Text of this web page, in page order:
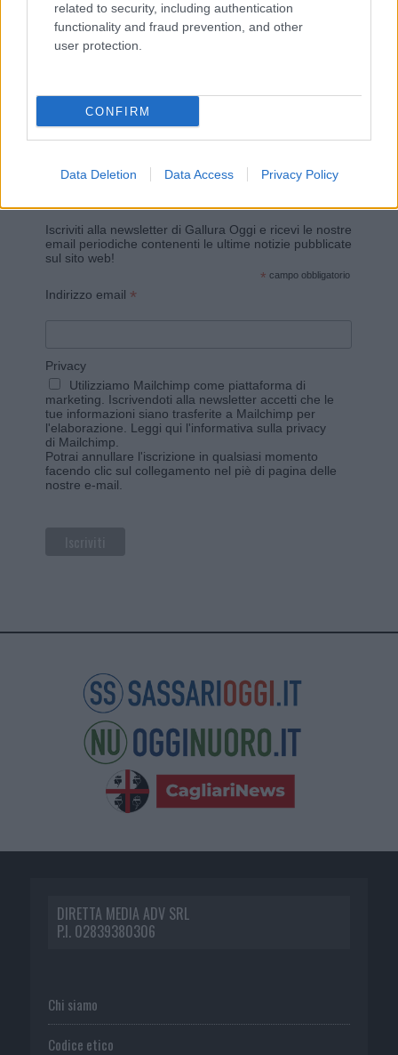
related to security, including authentication
functionality and fraud prevention, and other
user protection.
CONFIRM
Data Deletion Data Access Privacy Policy
Iscriviti alla newsletter di Gallura Oggi e ricevi le nostre
email periodiche contenenti le ultime notizie pubblicate
sul sito web!
* campo obbligatorio
Indirizzo email *
Privacy
Utilizziamo Mailchimp come piattaforma di
marketing. Iscrivendoti alla newsletter accetti che le
tue informazioni siano trasferite a Mailchimp per
l'elaborazione. Leggi qui l'informativa sulla privacy
di Mailchimp
Potrai annullare l'iscrizione in qualsiasi momento
facendo clic sul collegamento nel piè di pagina delle
nostre e-mail.
DIRETTA MEDIA ADV SRL
P.I. 02839380306
Chi siamo
Codice etico